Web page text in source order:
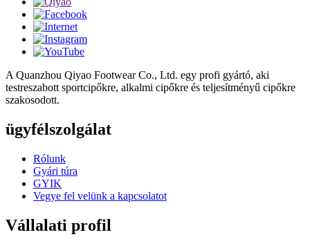
A Quanzhou Qiyao Footwear Co., Ltd. egy profi gyártó, aki
testreszabott sportcipőkre, alkalmi cipőkre és teljesítményű cipőkre
szakosodott.
ügyfélszolgálat
Rólunk
Gyári túra
GYIK
Vegye fel velünk a kapcsolatot
Vállalati profil